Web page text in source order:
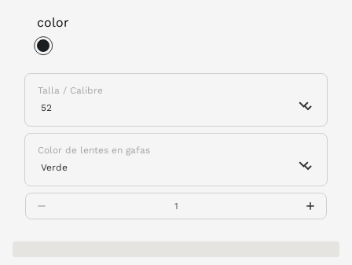
color
Talla / Calibre
Color de lentes en gafas